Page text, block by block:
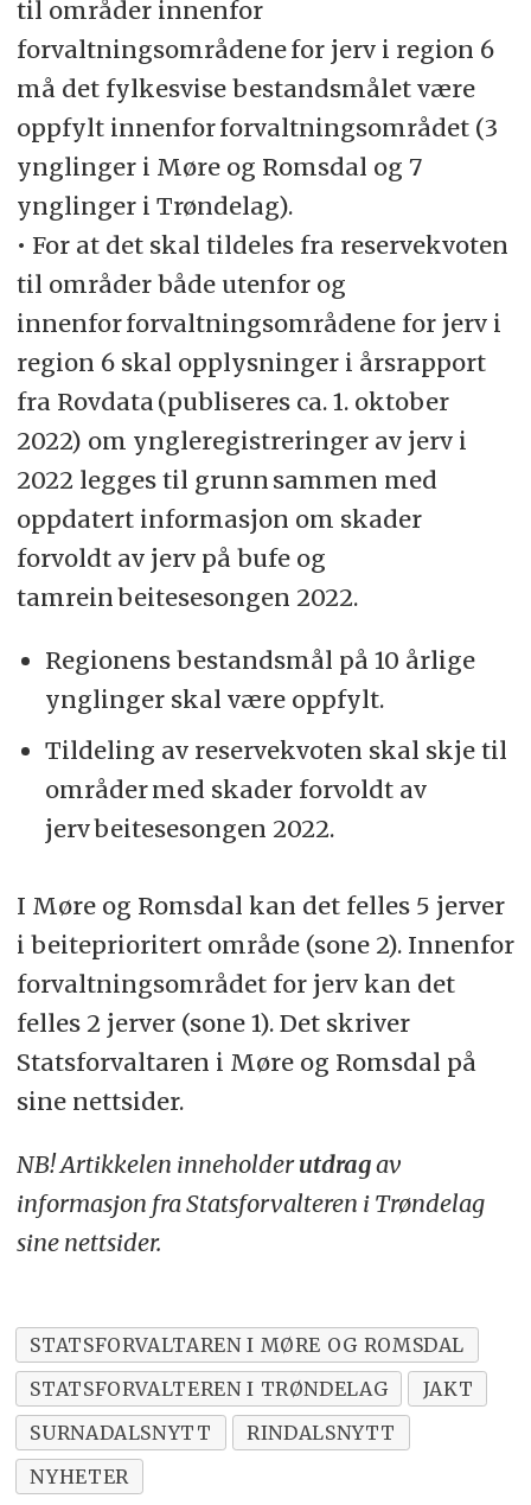
til områder innenfor
forvaltningsområdene for jerv i region 6
må det fylkesvise bestandsmålet være
oppfylt innenfor forvaltningsområdet (3
ynglinger i Møre og Romsdal og 7
ynglinger i Trøndelag).
• For at det skal tildeles fra reservekvoten
til områder både utenfor og
innenfor forvaltningsområdene for jerv i
region 6 skal opplysninger i årsrapport
fra Rovdata (publiseres ca. 1. oktober
2022) om yngleregistreringer av jerv i
2022 legges til grunn sammen med
oppdatert informasjon om skader
forvoldt av jerv på bufe og
tamrein beitesesongen 2022.
Regionens bestandsmål på 10 årlige
ynglinger skal være oppfylt.
Tildeling av reservekvoten skal skje til
områder med skader forvoldt av
jerv beitesesongen 2022.
I Møre og Romsdal kan det felles 5 jerver
i beiteprioritert område (sone 2). Innenfor
forvaltningsområdet for jerv kan det
felles 2 jerver (sone 1). Det skriver
Statsforvaltaren i Møre og Romsdal på
sine nettsider.
NB! Artikkelen inneholderutdragav
informasjon fra Statsforvalteren i Trøndelag
sine nettsider.
STATSFORVALTAREN I MØRE OG ROMSDAL
STATSFORVALTEREN I TRØNDELAG
JAKT
SURNADALSNYTT
RINDALSNYTT
NYHETER